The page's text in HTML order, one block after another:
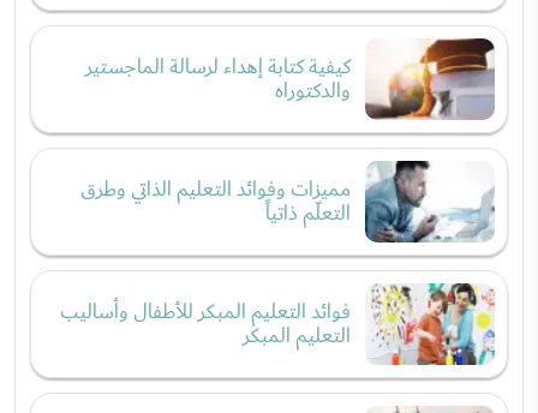
كيفية كتابة إهداء لرسالة الماجستير
والدكتوراه
مميزات وفوائد التعليم الذاتي وطرق
التعلّم ذاتياً
فوائد التعليم المبكر للأطفال وأساليب
التعليم المبكر